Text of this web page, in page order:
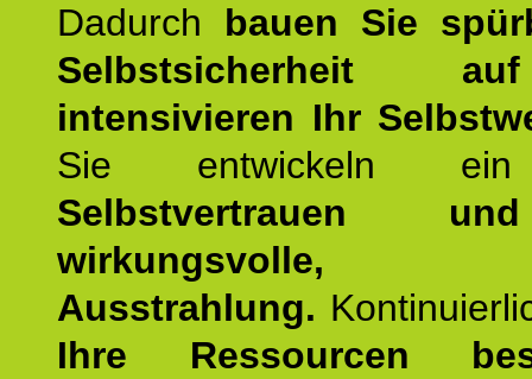
Dadurch bauen Sie
Selbstsicherheit
intensivieren Ihr
Sie entwickeln ein
Selbstvertrauen
wirkungsvolle,
Ausstrahlung.
Ihre Ressourcen